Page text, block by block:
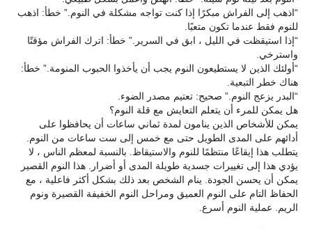
“اذهب إلى الفراش مبكرًا إذا كنت تواجه مشكلة في النوم.” خطأ: اذهب
للنوم فقط عندما تكون متعبًا.
“إذا استيقظت في الليل ، ابق في السرير.” خطأ: اترك الفراش مؤقتًا
واسترخي.
“أولئك الذين لا يستطيعون النوم يجب أن يأخذوا الحبوب المنومة.” خطأ:
هناك خطر التبعية.
“البدر يزعج النوم.” صحيح: تعتيم مصدر الضوء.
هل يمكن للمرء أن يتعلم التعايش مع قلة النوم؟
يمكن للأشخاص الذين ينامون لمدة ثماني ساعات أن يحافظوا على
أدائهم على المدى الطويل حتى مع خمس إلى ست ساعات من النوم.
يتطلب هذا إيقاعًا منتظمًا للنوم والاستيقاظ. بالنسبة لمعظم الناس ، لا
يؤدي هذا إلى تغييرات جسدية طويلة المدى أو أضرار. هذا النوم القصير
يمكن أن يحسن الجودة. ينام الشخص بعد ذلك بشكل أكثر فاعلية ، مع
الحفاظ التام على النوم العميق ومراحل النوم الخفيفة القصيرة ونوم
الريم. عملية النوم أسرع.